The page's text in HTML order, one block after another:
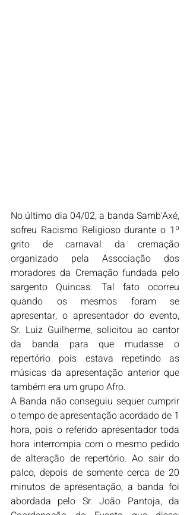
No último dia 04/02, a banda Samb'Axé,
sofreu Racismo Religioso durante o 1º
grito de carnaval da cremação
organizado pela Associação dos
moradores da Cremação fundada pelo
sargento Quincas. Tal fato ocorreu
quando os mesmos foram se
apresentar, o apresentador do evento,
Sr. Luiz Guilherme, solicitou ao cantor
da banda para que mudasse o
repertório pois estava repetindo as
músicas da apresentação anterior que
também era um grupo Afro.
A Banda não conseguiu sequer cumprir
o tempo de apresentação acordado de 1
hora, pois o referido apresentador toda
hora interrompia com o mesmo pedido
de alteração de repertório. Ao sair do
palco, depois de somente cerca de 20
minutos de apresentação, a banda foi
abordada pelo Sr. João Pantoja, da